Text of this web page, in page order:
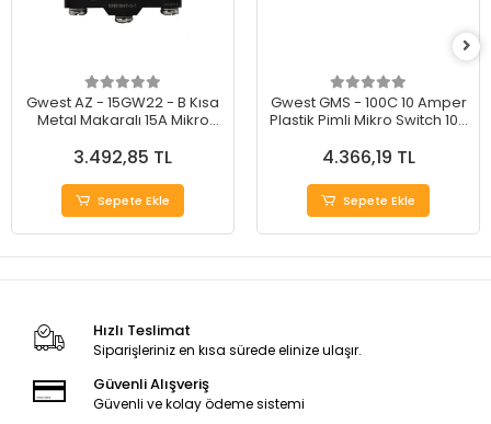
Gwest AZ - 15GW22 - B Kısa
Metal Makaralı 15A Mikro
3.492,85 TL
Sepete Ekle
Gwest GMS - 100C 10 Amper
Plastik Pimli Mikro Switch 100
4.366,19 TL
Sepete Ekle
Hızlı Teslimat
Siparişleriniz en kısa sürede elinize ulaşır.
Güvenli Alışveriş
Güvenli ve kolay ödeme sistemi